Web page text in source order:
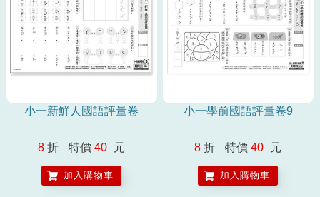
小一新鮮人國語評量卷
8 折 特價 40 元
加入購物車
小一學前國語評量卷9
8 折 特價 40 元
加入購物車